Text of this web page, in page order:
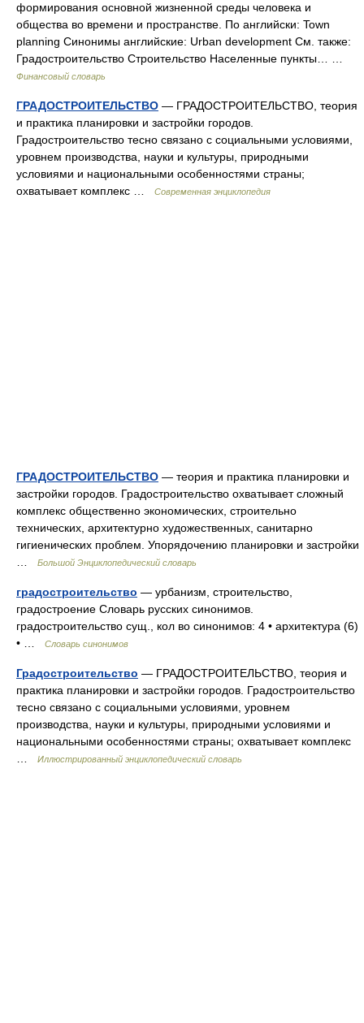
формирования основной жизненной среды человека и
общества во времени и пространстве. По английски: Town
planning Синонимы английские: Urban development См. также:
Градостроительство Строительство Населенные пункты… …
Финансовый словарь
ГРАДОСТРОИТЕЛЬСТВО — ГРАДОСТРОИТЕЛЬСТВО, теория
и практика планировки и застройки городов.
Градостроительство тесно связано с социальными условиями,
уровнем производства, науки и культуры, природными
условиями и национальными особенностями страны;
охватывает комплекс …
Современная энциклопедия
ГРАДОСТРОИТЕЛЬСТВО — теория и практика планировки и
застройки городов. Градостроительство охватывает сложный
комплекс общественно экономических, строительно
технических, архитектурно художественных, санитарно
гигиенических проблем. Упорядочению планировки и застройки
Большой Энциклопедический словарь
градостроительство — урбанизм, строительство,
градостроение Словарь русских синонимов.
градостроительство сущ., кол во синонимов: 4 • архитектура (6)
• …
Словарь синонимов
Градостроительство — ГРАДОСТРОИТЕЛЬСТВО, теория и
практика планировки и застройки городов. Градостроительство
тесно связано с социальными условиями, уровнем
производства, науки и культуры, природными условиями и
национальными особенностями страны; охватывает комплекс
Иллюстрированный энциклопедический словарь